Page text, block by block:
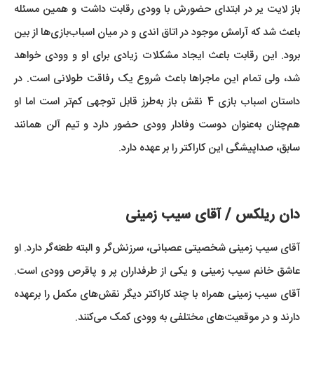
باز لایت یر در ابتدای حضورش با وودی رقابت داشت و همین مسئله
باعث شد که آرامش موجود در اتاق اندی و در میان اسباب‌بازی‌ها از بین
برود. این رقابت باعث ایجاد مشکلات زیادی برای او و وودی خواهد
شد، ولی تمام این ماجراها باعث شروع یک رفاقت طولانی است. در
داستان اسباب بازی 4 نقش باز به‌طرز قابل توجهی کم‌تر است اما او
هم‌چنان به‌عنوان دوست وفادار وودی حضور دارد و تیم آلن همانند
سابق، صداپیشگی این کاراکتر را بر عهده دارد.
دان ریلکس / آقای سیب زمینی
آقای سیب زمینی شخصیتی عصبانی، سرزنش‌گر و البته طعنه‌گر دارد. او
عاشق خانم سیب زمینی و یکی از طرفداران پر و پاقرص وودی است.
آقای سیب زمینی همراه با چند کاراکتر دیگر نقش‌های مکمل را برعهده
دارند و در موقعیت‌های مختلفی به وودی کمک می‌کنند.